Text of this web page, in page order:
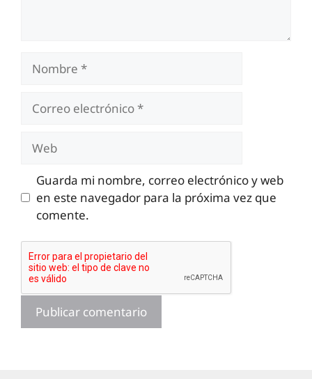
Nombre
Correo
electrónico
Guarda mi nombre, correo electrónico y web
en este navegador para la próxima vez que
comente.